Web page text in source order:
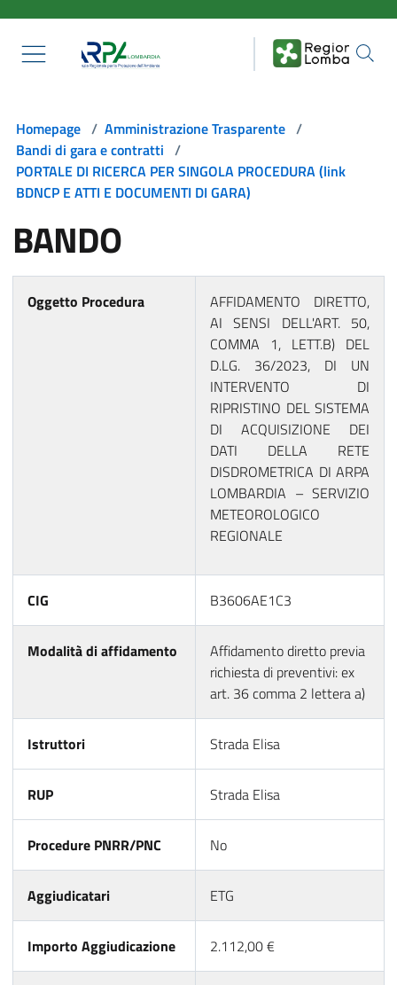
Homepage / Amministrazione Trasparente /
Bandi di gara e contratti /
PORTALE DI RICERCA PER SINGOLA PROCEDURA (link
BDNCP E ATTI E DOCUMENTI DI GARA)
BANDO
Oggetto Procedura
AFFIDAMENTO DIRETTO,
AI SENSI DELL'ART. 50,
COMMA 1, LETT.B) DEL
D.LG. 36/2023, DI UN
INTERVENTO DI
RIPRISTINO DEL SISTEMA
DI ACQUISIZIONE DEI
DATI DELLA RETE
DISDROMETRICA DI ARPA
LOMBARDIA – SERVIZIO
METEOROLOGICO
REGIONALE
CIG B3606AE1C3
Modalità di affidamento
Affidamento diretto previa
richiesta di preventivi: ex
art. 36 comma 2 lettera a)
Istruttori Strada Elisa
RUP Strada Elisa
Procedure PNRR/PNC No
Aggiudicatari ETG
Importo Aggiudicazione 2.112,00 €